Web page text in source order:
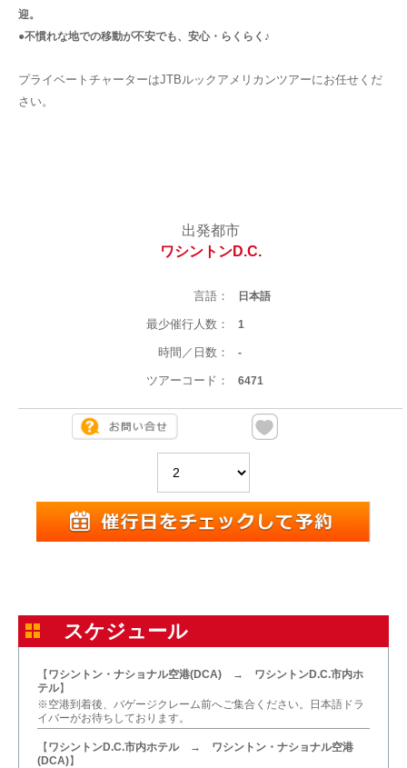
迎。
●不慣れな地での移動が不安でも、安心・らくらく♪
プライベートチャーターはJTBルックアメリカンツアーにお任せくだ
さい。
出発都市
ワシントンD.C.
言語： 日本語
最少催行人数： 1
時間／日数： -
ツアーコード： 6471
スケジュール
【 ワシントン・ナショナル空港(DCA) → ワシントンD.C.市内ホ
テル】
※空港到着後、バゲージクレーム前へご集合ください。日本語ドラ
イバーがお待ちしております。
【 ワシントンD.C.市内ホテル → ワシントン・ナショナル空港
(DCA)】